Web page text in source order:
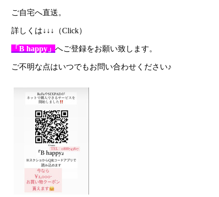
ご自宅へ直送。
詳しくは↓↓↓（Click）
「B happy」 へご登録をお願い致します。
ご不明な点はいつでもお問い合わせください♪